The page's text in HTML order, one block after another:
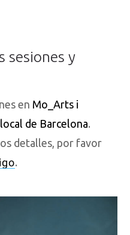
sesiones y
en Mo_Arts i
de Barcelona.
detalles, por favor
.